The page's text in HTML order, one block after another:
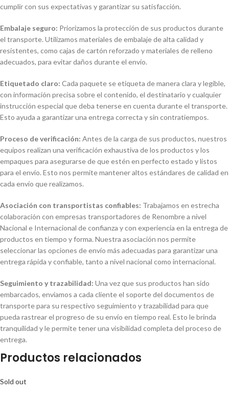
cumplir con sus expectativas y garantizar su satisfacción.
Embalaje seguro: Priorizamos la protección de sus productos durante
el transporte. Utilizamos materiales de embalaje de alta calidad y
resistentes, como cajas de cartón reforzado y materiales de relleno
adecuados, para evitar daños durante el envío.
Etiquetado claro: Cada paquete se etiqueta de manera clara y legible,
con información precisa sobre el contenido, el destinatario y cualquier
instrucción especial que deba tenerse en cuenta durante el transporte.
Esto ayuda a garantizar una entrega correcta y sin contratiempos.
Proceso de verificación: Antes de la carga de sus productos, nuestros
equipos realizan una verificación exhaustiva de los productos y los
empaques para asegurarse de que estén en perfecto estado y listos
para el envío. Esto nos permite mantener altos estándares de calidad en
cada envío que realizamos.
Asociación con transportistas confiables: Trabajamos en estrecha
colaboración con empresas transportadores de Renombre a nivel
Nacional e Internacional de confianza y con experiencia en la entrega de
productos en tiempo y forma. Nuestra asociación nos permite
seleccionar las opciones de envío más adecuadas para garantizar una
entrega rápida y confiable, tanto a nivel nacional como internacional.
Seguimiento y trazabilidad: Una vez que sus productos han sido
embarcados, enviamos a cada cliente el soporte del documentos de
transporte para su respectivo seguimiento y trazabilidad para que
pueda rastrear el progreso de su envío en tiempo real. Esto le brinda
tranquilidad y le permite tener una visibilidad completa del proceso de
entrega.
Productos relacionados
Sold out